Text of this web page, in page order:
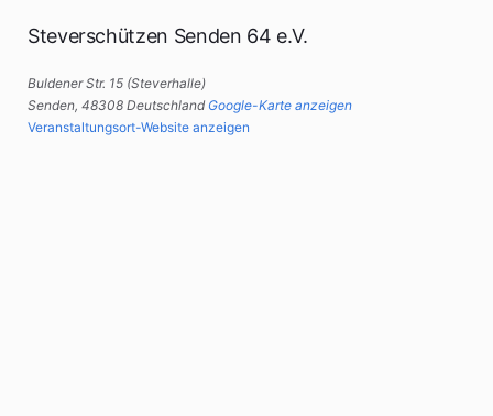
Steverschützen Senden 64 e.V.
Buldener Str. 15 (Steverhalle)
Senden, 48308 Deutschland Google-Karte anzeigen
Veranstaltungsort-Website anzeigen